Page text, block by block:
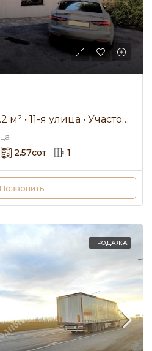
дом с участком 263.2 м² • 11-я улица • Участок 2.57 сот. • Продажа
2.57сот 1
Позвонить
ПРОДАЖА